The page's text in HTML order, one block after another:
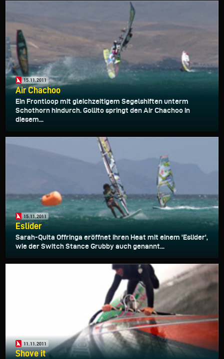
15.11.2011
Air Chachoo
Ein Frontloop mit gleichzeitigem Segelshiften unterm
Schothorn hindurch. Gollito springt den Air Chachoo in
diesem...
15.11.2011
Eslider
Sarah-Quita Offringa eröffnet ihren Heat mit einem 'Eslider',
wie der Switch Stance Grubby auch genannt...
11.11.2011
Shove it